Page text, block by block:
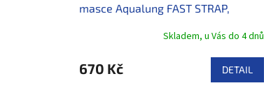
masce Aqualung FAST STRAP,
Skladem, u Vás do 4 dnů
670 Kč DETAIL